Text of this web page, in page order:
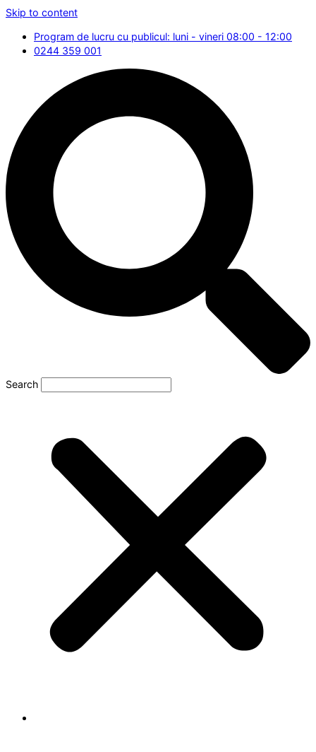
Skip to content
Program de lucru cu publicul: luni - vineri 08:00 - 12:00
0244 359 001
Search